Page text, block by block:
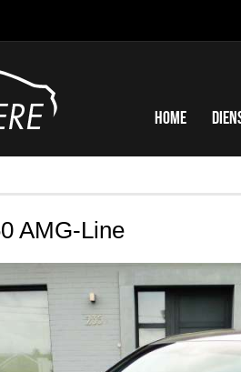
Home
AMG-Line